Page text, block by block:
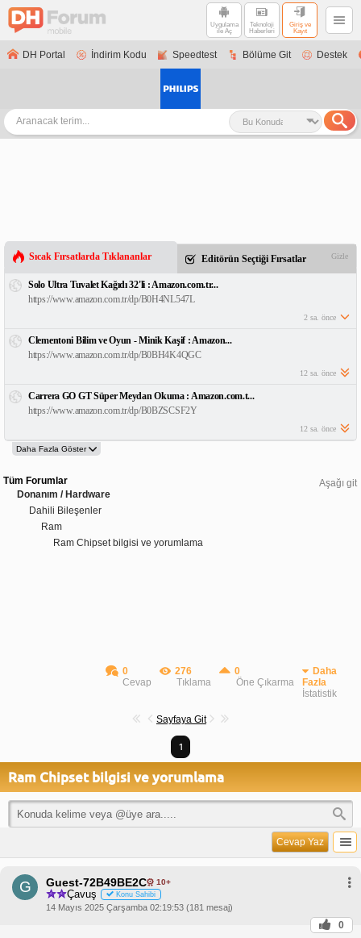
Uygulama
ile Aç
Teknoloji
Haberleri
Giriş ve
Kayıt
DH Portal İndirim Kodu Speedtest Bölüme Git Destek
Sıcak Fırsatlarda Tıklananlar Editörün Seçtiği Fırsatlar Gizle
Solo Ultra Tuvalet Kağıdı 32'li : Amazon.com.tr...
https://www.amazon.com.tr/dp/B0H4NL547L
2 sa. önce
Clementoni Bilim ve Oyun - Minik Kaşif : Amazon...
https://www.amazon.com.tr/dp/B0BH4K4QGC
12 sa. önce
Carrera GO GT Süper Meydan Okuma : Amazon.com.t...
https://www.amazon.com.tr/dp/B0BZSCSF2Y
12 sa. önce
Aşağı git
Tüm Forumlar
Donanım / Hardware
Dahili Bileşenler
Ram
Ram Chipset bilgisi ve yorumlama
0
Cevap
276
Tıklama
0
Öne Çıkarma
Daha
Fazla
İstatistik
Sayfaya Git
1
Ram Chipset bilgisi ve yorumlama
Cevap Yaz
G Guest-72B49BE2C 10+
Çavuş Konu Sahibi
14 Mayıs 2025 Çarşamba 02:19:53 (181 mesaj)
0